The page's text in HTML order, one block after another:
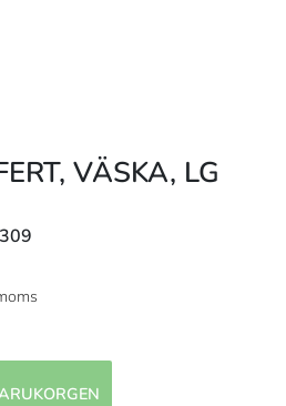
VÄSKA, LG